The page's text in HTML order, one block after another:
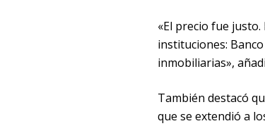
«El precio fue
instituciones:
inmobiliarias»,
También destacó
que se extendió a